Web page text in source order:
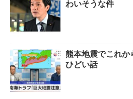
わいそうな件
熊本地震でこれ
ひどい話